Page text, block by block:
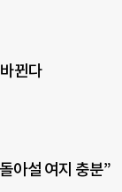
뀐다
아설 여지 충분”